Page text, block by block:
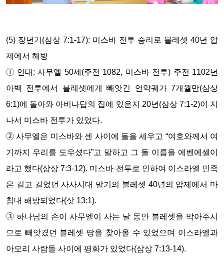
(5) 장년기(삼상 7:1-17): 미스바 전투 승리로 블레셋 40년 압
제에서 해방
➀ 연대: 사무엘 50세(주전 1082, 미스바 전투) 주전 1102년
아벡 전투에서 블레셋에게 빼앗긴 언약궤가 7개월만(삼상
6:1)에 돌아와 아비나답의 집에 있은지 20년(삼상 7:1-2)이 지
나서 미스바 전투가 있었다.
➁ 사무엘은 미스바와 센 사이에 돌을 세우고 “여호와께서 여
기까지 우리를 도우셨다”고 말하고 그 돌 이름을 에벤에셀이
라고 했다(삼상 7:3-12). 미스바 전투로 인하여 이스라엘 민족
은 길고 길었던 사사시대 말기의 블레셋 40년의 압제에서 마
침내 해방되었다(삿 13:1).
➂ 하나님의 손이 사무엘이 사는 날 동안 블레셋을 막아주시
므로 빼앗겼던 블레셋 땅을 찾아올 수 있었으며 이스라엘과
아모리 사람들 사이에 평화가 있었다(삼상 7:13-14).